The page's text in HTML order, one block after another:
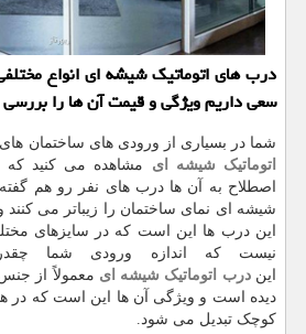
درب های اتوماتیک شیشه ای انواع
سعی داریم ویژگی و قیمت آن ها را
شما در بسیاری از ورودی های ساختمان
اتوماتیک شیشه ای مشاهده می کنید که
اصطلاح به آن ها درب های نفر رو هم
شیشه ای نمای ساختمان را زیباتر می
این درب ها این است که در سایزهای
ایندرب اتوماتیک شیشه ای معمولاً از
دیده است و ویژگی آن ها این است که در
کوچک تبدیل می شود.